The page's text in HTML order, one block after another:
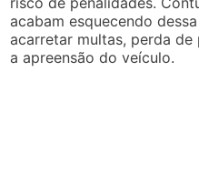
acabam esquecendo
acarretar multas, perda
a apreensão do veículo.